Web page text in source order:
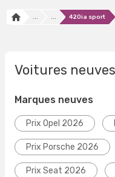
... ... 420ia sport
Voitures
Marques neuves
Prix Opel 2026
Prix Porsche 2026
Prix Seat 2026